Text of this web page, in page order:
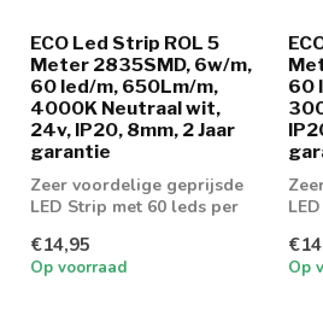
ECO Led Strip ROL 5
Meter 2835SMD, 6w/m,
60 led/m, 650Lm/m,
4000K Neutraal wit,
24v, IP20, 8mm, 2 Jaar
garantie
Zeer voordelige geprijsde
LED Strip met 60 leds per
licht...
€14,95
Op voorraad
60
Op